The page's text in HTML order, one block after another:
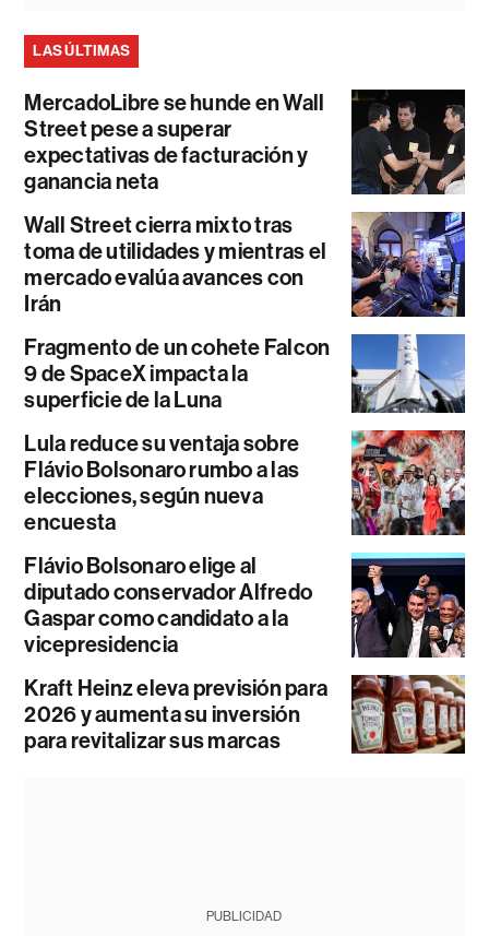
LAS ÚLTIMAS
MercadoLibre se hunde en Wall
Street pese a superar
expectativas de facturación y
ganancia neta
Wall Street cierra mixto tras
toma de utilidades y mientras el
mercado evalúa avances con
Irán
Fragmento de un cohete Falcon
9 de SpaceX impacta la
superficie de la Luna
Lula reduce su ventaja sobre
Flávio Bolsonaro rumbo a las
elecciones, según nueva
encuesta
Flávio Bolsonaro elige al
diputado conservador Alfredo
Gaspar como candidato a la
vicepresidencia
Kraft Heinz eleva previsión para
2026 y aumenta su inversión
para revitalizar sus marcas
PUBLICIDAD